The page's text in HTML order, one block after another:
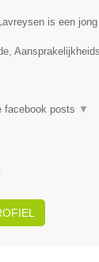
is een
facebook posts ▼